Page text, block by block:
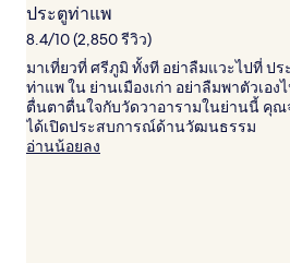
2
คน
ราคา
และ
จำนวน
ห้อง
พัก
ว่าง
ประตูท่าแพ
8.4/10 (2,850 รีวิว)
มาเที่ยวที่ ศรีภูมิ ทั้งที อย่าลืมแวะไปที่ ปร
ท่าแพ ใน ย่านเมืองเก่า อย่าลืมพาตัวเอง
ตื่นตาตื่นใจกับวัดวาอารามในย่านนี้ คุณ
ได้เปิดประสบการณ์ด้านวัฒนธรรม
อ่านน้อยลง